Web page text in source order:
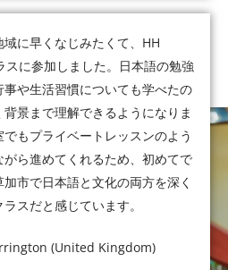
に早くなじみたくて、HH
に参加しました。日本語の勉強
や生活習慣についても学べたの
景まで理解できるようになりま
もプライベートレッスンのよう
ら進めてくれるため、初めてで
市で日本語と文化の両方を深く
スだと感じています。
(United Kingdom)